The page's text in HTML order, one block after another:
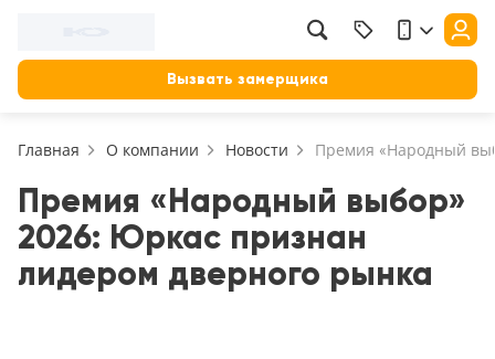
Вызвать замерщика
Главная О компании Новости Премия «Народный
Премия «Народный выбор»
2026: Юркас признан
лидером дверного рынка
Цена, руб.
от до
Назначение
Применить
Сбросить фильтр